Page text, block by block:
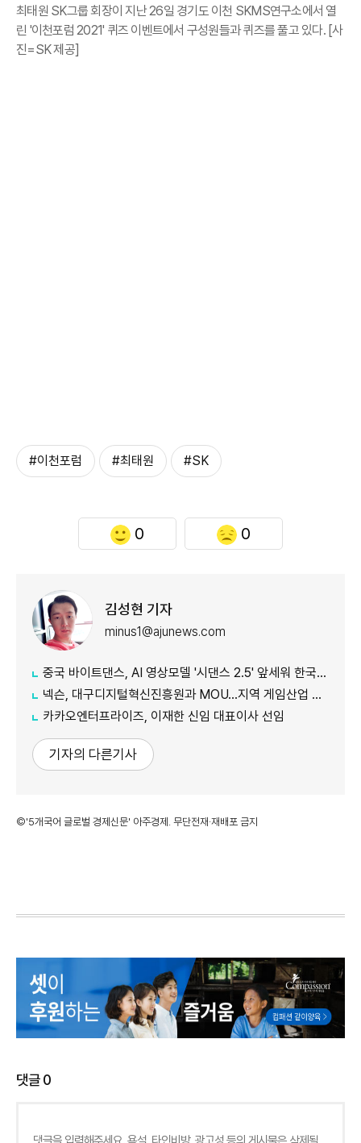
최태원 SK그룹 회장이 지난 26일 경기도 이천 SKMS연구소에서 열
린 '이천포럼 2021' 퀴즈 이벤트에서 구성원들과 퀴즈를 풀고 있다. [사
진=SK 제공]
#이천포럼 #최태원 #SK
0 0
김성현 기자
minus1@ajunews.com
중국 바이트댄스, AI 영상모델 '시댄스 2.5' 앞세워 한국 공략 본격화
넥슨, 대구디지털혁신진흥원과 MOU…지역 게임산업 육성 나선다
카카오엔터프라이즈, 이재한 신임 대표이사 선임
기자의 다른기사
©'5개국어 글로벌 경제신문' 아주경제. 무단전재·재배포 금지
댓글0